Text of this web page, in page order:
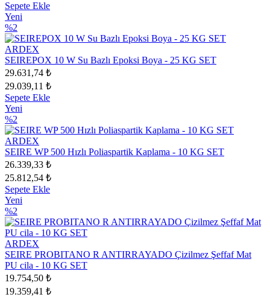
Sepete Ekle
Yeni
%2
ARDEX
SEIREPOX 10 W Su Bazlı Epoksi Boya - 25 KG SET
29.631,74 ₺
29.039,11 ₺
Sepete Ekle
Yeni
%2
ARDEX
SEIRE WP 500 Hızlı Poliaspartik Kaplama - 10 KG SET
26.339,33 ₺
25.812,54 ₺
Sepete Ekle
Yeni
%2
ARDEX
SEIRE PROBITANO R ANTIRRAYADO Çizilmez Şeffaf Mat
PU cila - 10 KG SET
19.754,50 ₺
19.359,41 ₺